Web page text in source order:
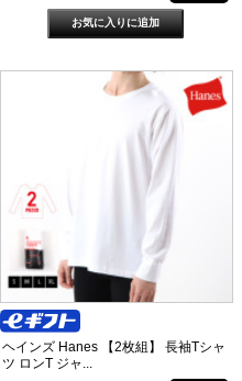
ヘインズ Hanes 【2枚組】 長袖Tシャ
ツ ロンT ジャ...